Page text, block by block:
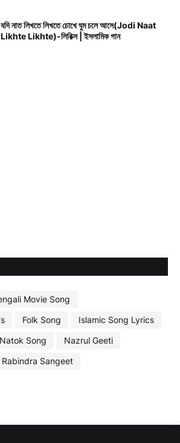
যদি নাত লিখতে লিখতে চোখে ঘুম চলে আসে(Jodi Naat
Likhte Likhte)-লিরিক্স | ইসলামিক গান
Movie Song
Folk Song
Islamic Song Lyrics
Natok Song
Nazrul Geeti
Rabindra Sangeet